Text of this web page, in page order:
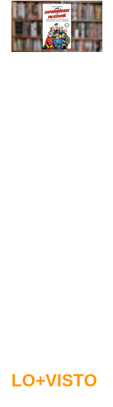
LO+VISTO